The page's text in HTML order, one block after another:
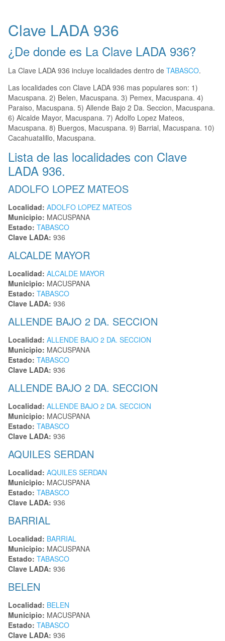
Clave LADA 936
¿De donde es La Clave LADA 936?
La Clave LADA 936 incluye localidades dentro de TABASCO.
Las localidades con Clave LADA 936 mas populares son: 1)
Macuspana. 2) Belen, Macuspana. 3) Pemex, Macuspana. 4)
Paraiso, Macuspana. 5) Allende Bajo 2 Da. Seccion, Macuspana.
6) Alcalde Mayor, Macuspana. 7) Adolfo Lopez Mateos,
Macuspana. 8) Buergos, Macuspana. 9) Barrial, Macuspana. 10)
Cacahuatalillo, Macuspana.
Lista de las localidades con Clave
LADA 936.
ADOLFO LOPEZ MATEOS
Localidad: ADOLFO LOPEZ MATEOS
Municipio: MACUSPANA
Estado: TABASCO
Clave LADA: 936
ALCALDE MAYOR
Localidad: ALCALDE MAYOR
Municipio: MACUSPANA
Estado: TABASCO
Clave LADA: 936
ALLENDE BAJO 2 DA. SECCION
Localidad: ALLENDE BAJO 2 DA. SECCION
Municipio: MACUSPANA
Estado: TABASCO
Clave LADA: 936
ALLENDE BAJO 2 DA. SECCION
Localidad: ALLENDE BAJO 2 DA. SECCION
Municipio: MACUSPANA
Estado: TABASCO
Clave LADA: 936
AQUILES SERDAN
Localidad: AQUILES SERDAN
Municipio: MACUSPANA
Estado: TABASCO
Clave LADA: 936
BARRIAL
Localidad: BARRIAL
Municipio: MACUSPANA
Estado: TABASCO
Clave LADA: 936
BELEN
Localidad: BELEN
Municipio: MACUSPANA
Estado: TABASCO
Clave LADA: 936